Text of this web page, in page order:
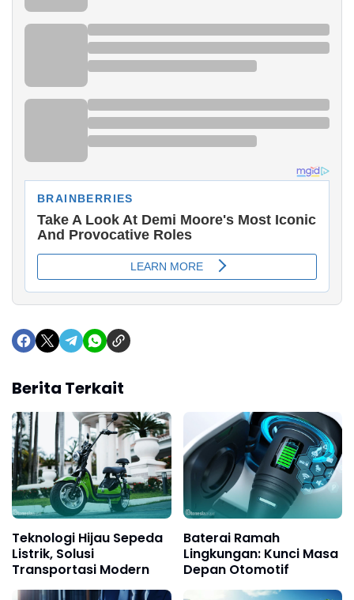
Berita Terkait
Teknologi Hijau Sepeda
Listrik, Solusi
Transportasi Modern
Baterai Ramah
Lingkungan: Kunci Masa
Depan Otomotif